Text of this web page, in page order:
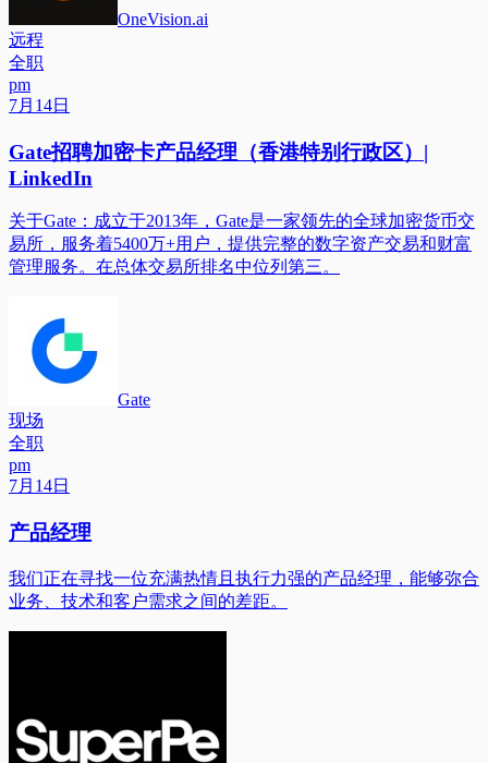
OneVision.ai
远程
全职
pm
7月14日
Gate招聘加密卡产品经理（香港特别行政区）|
LinkedIn
关于Gate：成立于2013年，Gate是一家领先的全球加密货币交
易所，服务着5400万+用户，提供完整的数字资产交易和财富
管理服务。在总体交易所排名中位列第三。
Gate
现场
全职
pm
7月14日
产品经理
我们正在寻找一位充满热情且执行力强的产品经理，能够弥合
业务、技术和客户需求之间的差距。